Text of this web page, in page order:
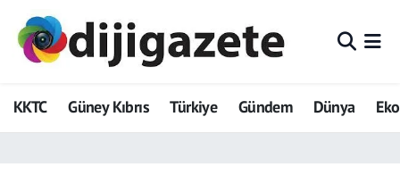
KKTC Güney Kıbrıs Türkiye Gündem Dünya
ADVERTORIAL
Dijigazete
Hava Durumu
Trafik Durumu